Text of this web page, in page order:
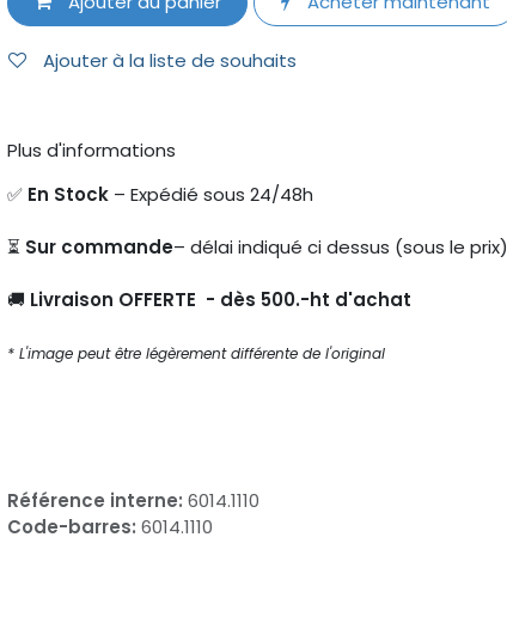
Ajouter à la liste de souhaits
Plus d'informations
✅ En Stock – Expédié sous 24/48h
⏳ Sur commande– délai indiqué ci dessus (sous le prix)
🚚 Livraison OFFERTE - dès 500.-ht d'achat
* L'image peut être légèrement différente de l'original
Référence interne: 6014.1110
Code-barres: 6014.1110